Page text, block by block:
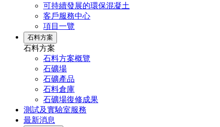
可持續發展的環保混凝土
客戶服務中心
項目一覽
石料方案
石料方案
石料方案概覽
石礦場
石礦產品
石料倉庫
石礦場復修成果
測試及實驗室服務
最新消息